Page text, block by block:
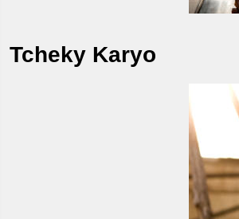
Tcheky Karyo